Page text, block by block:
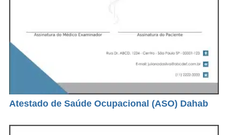
Atestado de Saúde Ocupacional (ASO) Dahab